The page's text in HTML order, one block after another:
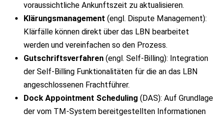
voraussichtliche Ankunftszeit zu aktualisieren.
Klärungsmanagement (engl. Dispute Management):
Klärfälle können direkt über das LBN bearbeitet
werden und vereinfachen so den Prozess.
Gutschriftsverfahren (engl. Self-Billing): Integration
der Self-Billing Funktionalitäten für die an das LBN
angeschlossenen Frachtführer.
Dock Appointment Scheduling (DAS): Auf Grundlage
der vom TM-System bereitgestellten Informationen